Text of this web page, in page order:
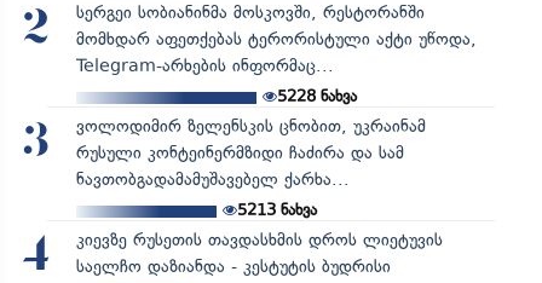
2
სერგეი სობიანინმა მოსკოვში, რესტორანში
მომხდარ აფეთქებას ტერორისტული აქტი უწოდა,
Telegram-არხების ინფორმაც...
5228ნახვა
3
ვოლოდიმირ ზელენსკის ცნობით, უკრაინამ
რუსული კონტეინერმზიდი ჩაძირა და სამ
ნავთობგადამამუშავებელ ქარხა...
5213ნახვა
4
კიევზე რუსეთის თავდასხმის დროს ლიეტუვის
საელჩო დაზიანდა - კესტუტის ბუდრისი